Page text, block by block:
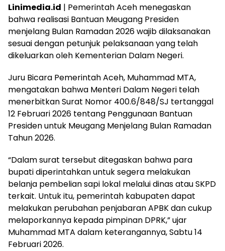
Linimedia.id | Pemerintah Aceh menegaskan
bahwa realisasi Bantuan Meugang Presiden
menjelang Bulan Ramadan 2026 wajib dilaksanakan
sesuai dengan petunjuk pelaksanaan yang telah
dikeluarkan oleh Kementerian Dalam Negeri.
Juru Bicara Pemerintah Aceh, Muhammad MTA,
mengatakan bahwa Menteri Dalam Negeri telah
menerbitkan Surat Nomor 400.6/848/SJ tertanggal
12 Februari 2026 tentang Penggunaan Bantuan
Presiden untuk Meugang Menjelang Bulan Ramadan
Tahun 2026.
“Dalam surat tersebut ditegaskan bahwa para
bupati diperintahkan untuk segera melakukan
belanja pembelian sapi lokal melalui dinas atau SKPD
terkait. Untuk itu, pemerintah kabupaten dapat
melakukan perubahan penjabaran APBK dan cukup
melaporkannya kepada pimpinan DPRK,” ujar
Muhammad MTA dalam keterangannya, Sabtu 14
Februari 2026.